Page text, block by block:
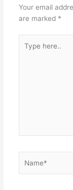
Your email
are marked *
here..